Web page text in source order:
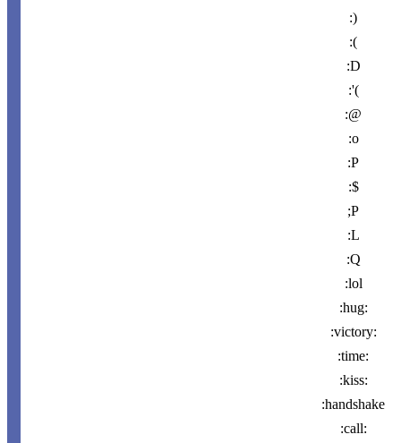
:)
:(
:D
:'(
:@
:o
:P
:$
;P
:L
:Q
:lol
:hug:
:victory:
:time:
:kiss:
:handshake
:call: